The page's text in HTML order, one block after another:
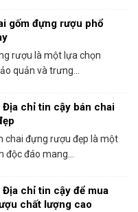
gốm đựng rượu phổ
rượu là một lựa chọn
quản và trưng...
Địa chỉ tin cậy bán chai
chai đựng rượu đẹp là một
độc đáo mang...
Địa chỉ tin cậy để mua
chất lượng cao